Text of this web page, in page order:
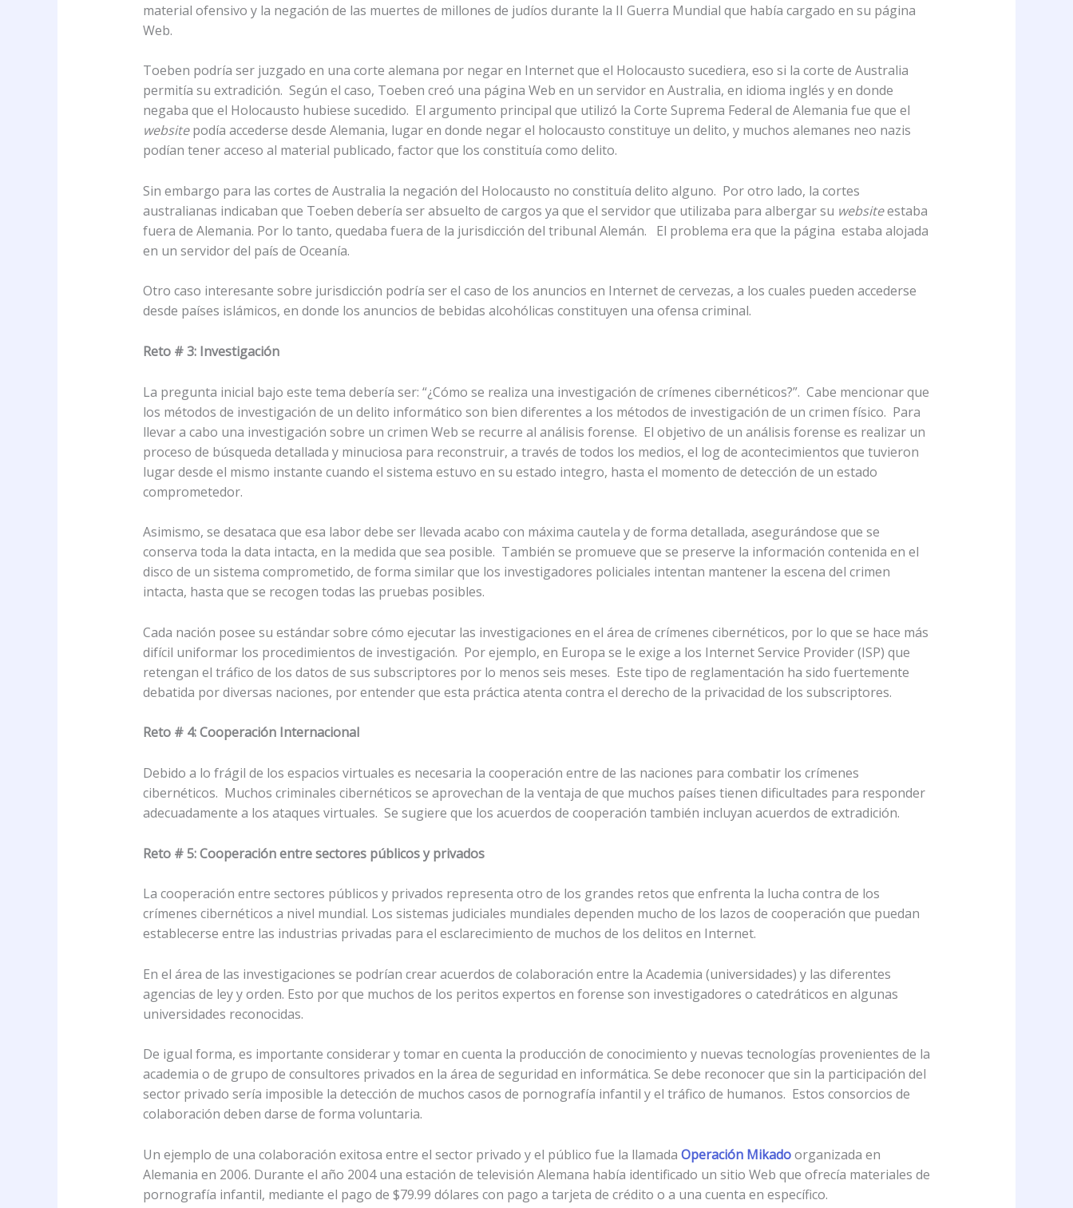
material ofensivo y la negación de las muertes de millones de judíos durante la II Guerra Mundial que había cargado en su página
Web.
Toeben podría ser juzgado en una corte alemana por negar en Internet que el Holocausto sucediera, eso si la corte de Australia
permitía su extradición. Según el caso, Toeben creó una página Web en un servidor en Australia, en idioma inglés y en donde
negaba que el Holocausto hubiese sucedido. El argumento principal que utilizó la Corte Suprema Federal de Alemania fue que el
websitepodía accederse desde Alemania, lugar en donde negar el holocausto constituye un delito, y muchos alemanes neo nazis
podían tener acceso al material publicado, factor que los constituía como delito.
Sin embargo para las cortes de Australia la negación del Holocausto no constituía delito alguno. Por otro lado, la cortes
australianas indicaban que Toeben debería ser absuelto de cargos ya que el servidor que utilizaba para albergar su websiteestaba
fuera de Alemania. Por lo tanto, quedaba fuera de la jurisdicción del tribunal Alemán. El problema era que la página estaba alojada
en un servidor del país de Oceanía.
Otro caso interesante sobre jurisdicción podría ser el caso de los anuncios en Internet de cervezas, a los cuales pueden accederse
desde países islámicos, en donde los anuncios de bebidas alcohólicas constituyen una ofensa criminal.
Reto # 3: Investigación
La pregunta inicial bajo este tema debería ser: “¿Cómo se realiza una investigación de crímenes cibernéticos?”. Cabe mencionar que
los métodos de investigación de un delito informático son bien diferentes a los métodos de investigación de un crimen físico. Para
llevar a cabo una investigación sobre un crimen Web se recurre al análisis forense. El objetivo de un análisis forense es realizar un
proceso de búsqueda detallada y minuciosa para reconstruir, a través de todos los medios, el log de acontecimientos que tuvieron
lugar desde el mismo instante cuando el sistema estuvo en su estado integro, hasta el momento de detección de un estado
comprometedor.
Asimismo, se desataca que esa labor debe ser llevada acabo con máxima cautela y de forma detallada, asegurándose que se
conserva toda la data intacta, en la medida que sea posible. También se promueve que se preserve la información contenida en el
disco de un sistema comprometido, de forma similar que los investigadores policiales intentan mantener la escena del crimen
intacta, hasta que se recogen todas las pruebas posibles.
Cada nación posee su estándar sobre cómo ejecutar las investigaciones en el área de crímenes cibernéticos, por lo que se hace más
difícil uniformar los procedimientos de investigación. Por ejemplo, en Europa se le exige a los Internet Service Provider (ISP) que
retengan el tráfico de los datos de sus subscriptores por lo menos seis meses. Este tipo de reglamentación ha sido fuertemente
debatida por diversas naciones, por entender que esta práctica atenta contra el derecho de la privacidad de los subscriptores.
Reto # 4: Cooperación Internacional
Debido a lo frágil de los espacios virtuales es necesaria la cooperación entre de las naciones para combatir los crímenes
cibernéticos. Muchos criminales cibernéticos se aprovechan de la ventaja de que muchos países tienen dificultades para responder
adecuadamente a los ataques virtuales. Se sugiere que los acuerdos de cooperación también incluyan acuerdos de extradición.
Reto # 5: Cooperación entre sectores públicos y privados
La cooperación entre sectores públicos y privados representa otro de los grandes retos que enfrenta la lucha contra de los
crímenes cibernéticos a nivel mundial. Los sistemas judiciales mundiales dependen mucho de los lazos de cooperación que puedan
establecerse entre las industrias privadas para el esclarecimiento de muchos de los delitos en Internet.
En el área de las investigaciones se podrían crear acuerdos de colaboración entre la Academia (universidades) y las diferentes
agencias de ley y orden. Esto por que muchos de los peritos expertos en forense son investigadores o catedráticos en algunas
universidades reconocidas.
De igual forma, es importante considerar y tomar en cuenta la producción de conocimiento y nuevas tecnologías provenientes de la
academia o de grupo de consultores privados en la área de seguridad en informática. Se debe reconocer que sin la participación del
sector privado sería imposible la detección de muchos casos de pornografía infantil y el tráfico de humanos. Estos consorcios de
colaboración deben darse de forma voluntaria.
Un ejemplo de una colaboración exitosa entre el sector privado y el público fue la llamada Operación Mikadoorganizada en
Alemania en 2006. Durante el año 2004 una estación de televisión Alemana había identificado un sitio Web que ofrecía materiales de
pornografía infantil, mediante el pago de $79.99 dólares con pago a tarjeta de crédito o a una cuenta en específico.